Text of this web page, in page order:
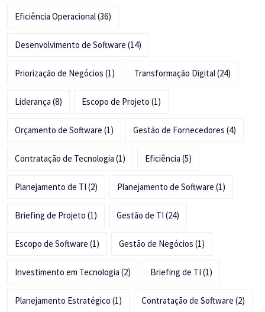
Eficiência Operacional(36)
Desenvolvimento de Software (14)
Priorização de Negócios (1) Transformação Digital(24)
Liderança (8) Escopo de Projeto (1)
Orçamento de Software (1) Gestão de Fornecedores (4)
Contratação de Tecnologia (1) Eficiência (5)
Planejamento de TI (2) Planejamento de Software (1)
Briefing de Projeto (1) Gestão de TI (24)
Escopo de Software (1) Gestão de Negócios (1)
Investimento em Tecnologia (2) Briefing de TI (1)
Planejamento Estratégico (1) Contratação de Software (2)